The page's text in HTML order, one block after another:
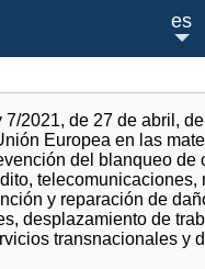
es
7/2021, de 27 de abril,
Europea en las
del blanqueo de
telecomunicaciones,
y reparación de
desplazamiento de
transnacionales y